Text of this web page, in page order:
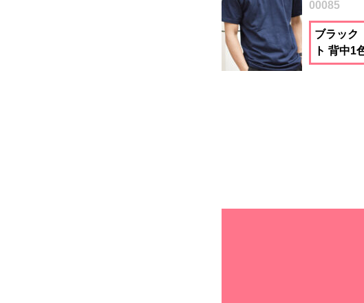
00085
ブラッ
ト 背中